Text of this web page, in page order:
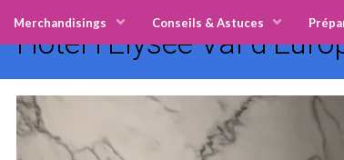
Merchandisings Conseils & Astuces
Hôtel l'Elysée Val